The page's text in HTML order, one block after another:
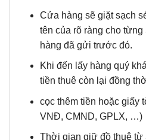
Cửa hàng sẽ giặt sạch
tên của rõ ràng cho từng
hàng đã gửi trước đó.
Khi đến lấy hàng quý
tiền thuê còn lại đồng
cọc thêm tiền hoặc giấy
VNĐ, CMND, GPLX, …)
Thời gian giữ đồ thuê từ